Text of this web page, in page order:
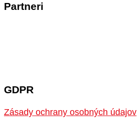
Partneri
GDPR
Zásady ochrany osobných údajov